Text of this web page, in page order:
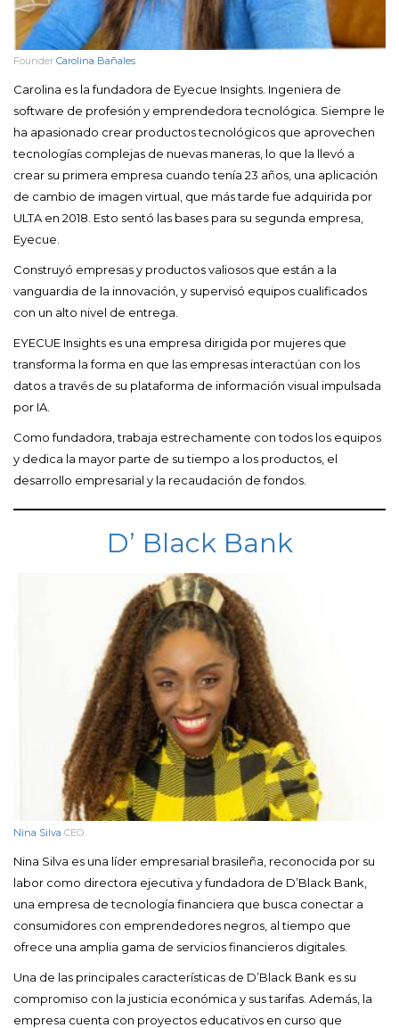
Founder Carolina Bañales
Carolina es la fundadora de Eyecue Insights. Ingeniera de
software de profesión y emprendedora tecnológica. Siempre le
ha apasionado crear productos tecnológicos que aprovechen
tecnologías complejas de nuevas maneras, lo que la llevó a
crear su primera empresa cuando tenía 23 años, una aplicación
de cambio de imagen virtual, que más tarde fue adquirida por
ULTA en 2018. Esto sentó las bases para su segunda empresa,
Eyecue.
Construyó empresas y productos valiosos que están a la
vanguardia de la innovación, y supervisó equipos cualificados
con un alto nivel de entrega.
EYECUE Insights es una empresa dirigida por mujeres que
transforma la forma en que las empresas interactúan con los
datos a través de su plataforma de información visual impulsada
por IA.
Como fundadora, trabaja estrechamente con todos los equipos
y dedica la mayor parte de su tiempo a los productos, el
desarrollo empresarial y la recaudación de fondos.
D’ Black Bank
Nina Silva CEO
Nina Silva es una líder empresarial brasileña, reconocida por su
labor como directora ejecutiva y fundadora de D’Black Bank,
una empresa de tecnología financiera que busca conectar a
consumidores con emprendedores negros, al tiempo que
ofrece una amplia gama de servicios financieros digitales.
Una de las principales características de D’Black Bank es su
compromiso con la justicia económica y sus tarifas. Además, la
empresa cuenta con proyectos educativos en curso que